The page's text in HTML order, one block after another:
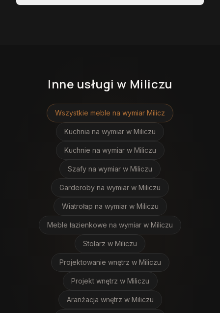
Inne usługiw Miliczu
Wszystkie meble na wymiar Milicz
Kuchnia na wymiar w Miliczu
Kuchnie na wymiar w Miliczu
Szafy na wymiar w Miliczu
Garderoby na wymiar w Miliczu
Wiatrołap na wymiar w Miliczu
Meble łazienkowe na wymiar w Miliczu
Stolarz w Miliczu
Projektowanie wnętrz w Miliczu
Projekt wnętrz w Miliczu
Aranżacja wnętrz w Miliczu